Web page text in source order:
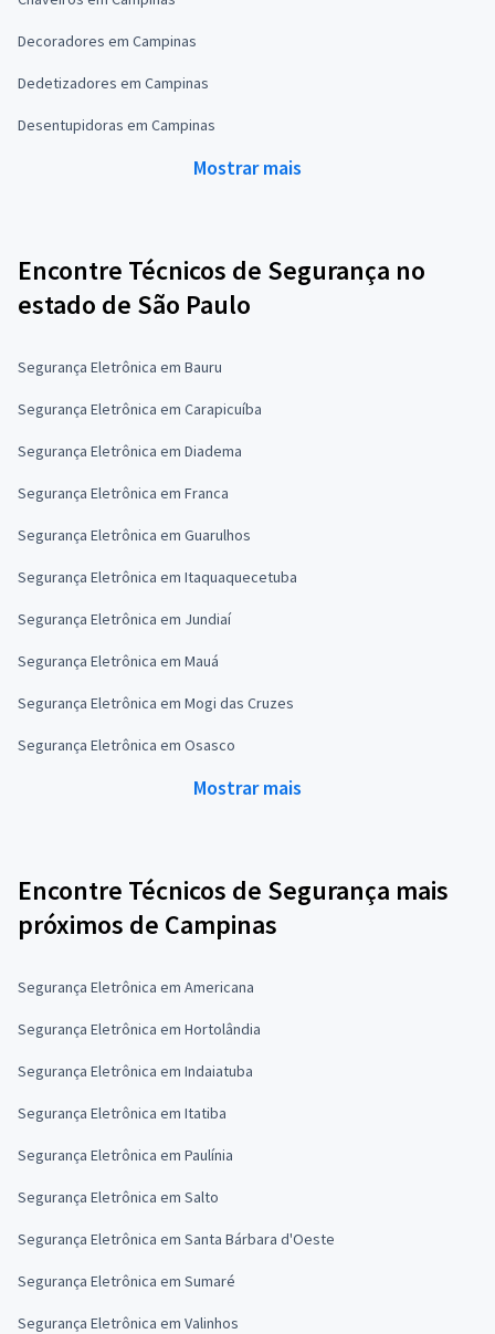
Decoradores em Campinas
Dedetizadores em Campinas
Desentupidoras em Campinas
Mostrar mais
Encontre Técnicos de Segurança no
estado de São Paulo
Segurança Eletrônica em Bauru
Segurança Eletrônica em Carapicuíba
Segurança Eletrônica em Diadema
Segurança Eletrônica em Franca
Segurança Eletrônica em Guarulhos
Segurança Eletrônica em Itaquaquecetuba
Segurança Eletrônica em Jundiaí
Segurança Eletrônica em Mauá
Segurança Eletrônica em Mogi das Cruzes
Segurança Eletrônica em Osasco
Mostrar mais
Encontre Técnicos de Segurança mais
próximos de Campinas
Segurança Eletrônica em Americana
Segurança Eletrônica em Hortolândia
Segurança Eletrônica em Indaiatuba
Segurança Eletrônica em Itatiba
Segurança Eletrônica em Paulínia
Segurança Eletrônica em Salto
Segurança Eletrônica em Santa Bárbara d'Oeste
Segurança Eletrônica em Sumaré
Segurança Eletrônica em Valinhos